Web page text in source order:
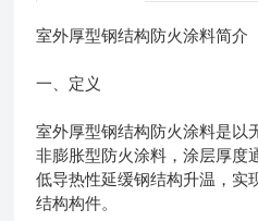
室外厚型钢结构防火涂料简介
一、定义
室外厚型钢结构防火涂料是以
非膨胀型防火涂料，涂层厚度
低导热性延缓钢结构升温，实
结构构件。